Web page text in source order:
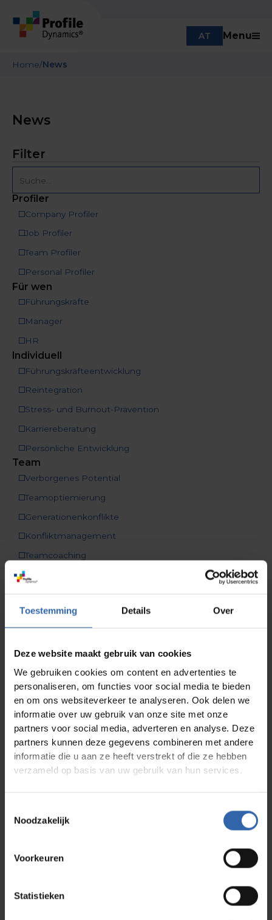
Toestemming Details Over
Deze website maakt gebruik van cookies
We gebruiken cookies om content en advertenties te
personaliseren, om functies voor social media te bieden
en om ons websiteverkeer te analyseren. Ook delen we
informatie over uw gebruik van onze site met onze
partners voor social media, adverteren en analyse. Deze
partners kunnen deze gegevens combineren met andere
informatie die u aan ze heeft verstrekt of die ze hebben
verzameld op basis van uw gebruik van hun services.
Noodzakelijk
Voorkeuren
Statistieken
AT Menu
Home/News
News
Filter
Profiler
Company Profiler
Job Profiler
Team Profiler
Personal Profiler
Für wen
Führungskräfte
Manager
HR
Individuell
Führungskräfteentwicklung
Reintegration
Stress- und Burnout-Prävention
Karriereberatung
Persönliche Entwicklung
Team
Verborgenes Potential
Teamoptiemierung
Generationenkonflikte
Konfliktmanagement
Teamcoaching
Organisationen
Effektive Kommunikation
Rekrutierung und Auswahl
Was macht Teamarbeit im Sport so besonders
Weiterlesen
Pflege – Ein Beruf mit Herz und
Herausforderungen
Weiterlesen
Weiterlesen